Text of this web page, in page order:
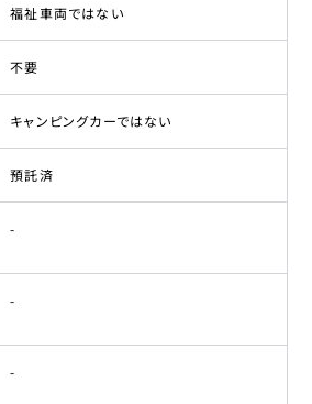
福祉車両ではない
不要
キャンピングカーではない
預託済
-
-
-